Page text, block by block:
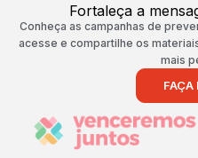
Fortaleça a
Conheça as campanhas de
acesse e compartilhe os
mais
FAÇA